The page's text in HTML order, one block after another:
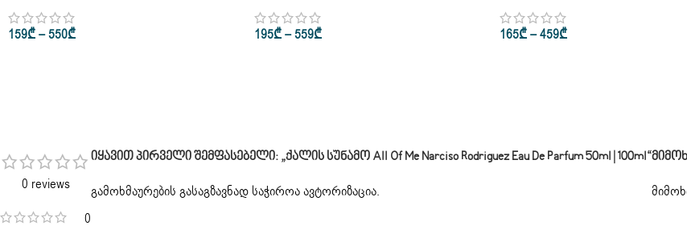
159₾–550₾
195₾ – 559₾
165₾–459₾
0 reviews
0
Იყავით Პირველი Შემფასებელი: „ქალის Სუნამო All Of Me Narciso Rodriguez Eau De Parfum 50ml | 100ml“
გამოხმაურების გასაგზავნად საჭიროაავტორიზაცია.